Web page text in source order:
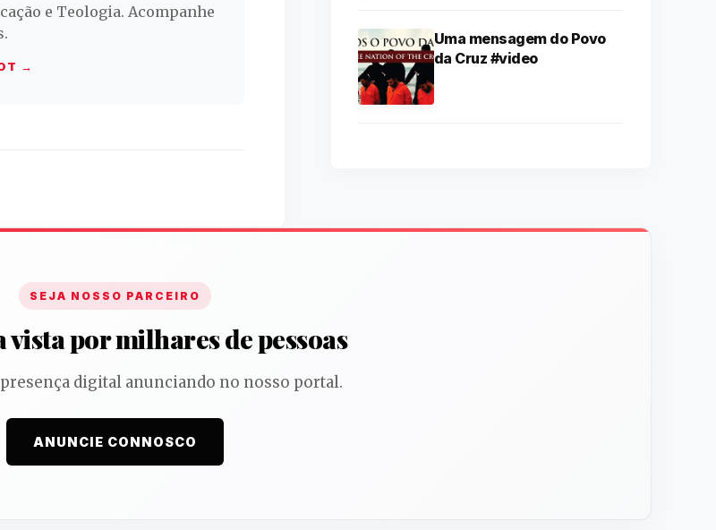
e Teologia. Acompanhe
→
Uma mensagem do Povo
da Cruz #video
SEJA NOSSO PARCEIRO
vista por milhares de pessoas
presença digital anunciando no nosso portal.
ANUNCIE CONNOSCO